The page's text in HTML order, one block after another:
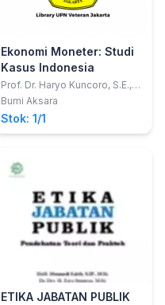
Ekonomi Moneter: Studi
Kasus Indonesia
Prof. Dr. Haryo Kuncoro, S.E.,
M.Si.
Bumi Aksara
Stok: 1/1
ETIKA JABATAN PUBLIK